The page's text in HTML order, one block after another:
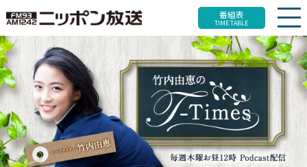
番組表
TIME TABLE